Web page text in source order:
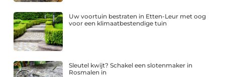
Uw voortuin bestraten in Etten-Leur met oog
voor een klimaatbestendige tuin
Sleutel kwijt? Schakel een slotenmaker in
Rosmalen in